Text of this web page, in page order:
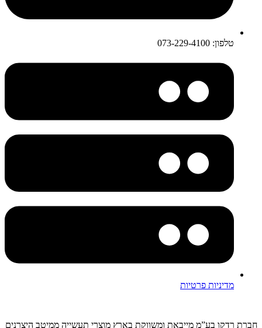
טלפון: 073-229-4100
מדיניות פרטיות
חברת רדקו בע”מ מייבאת ומשווקת בארץ מוצרי תעשייה ממיטב היצרנים